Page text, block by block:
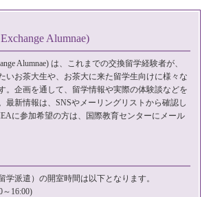
Alumnae)
Alumnae) は、これまでの交換留学経験者が、
いお茶大生や、お茶大に来た留学生向けに様々な
。企画を通して、留学情報や実際の体験談などを
最新情報は、SNSやメーリングリストから確認し
に参加希望の方は、国際教育センターに メール
学派遣）の開室時間は以下となります。
～16:00)